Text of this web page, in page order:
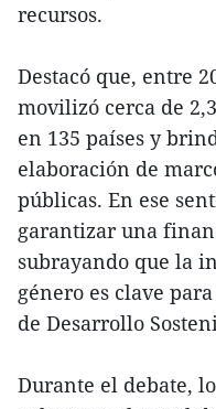
recursos.
Destacó que, entre
movilizó cerca de
en 135 países y
elaboración de
públicas. En ese
garantizar una
subrayando que la
género es clave
de Desarrollo
Durante el debate,